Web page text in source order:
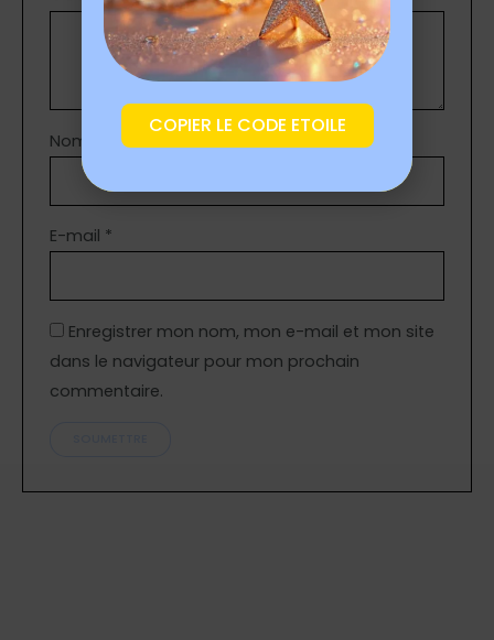
Nom
E-mail *
Enregistrer mon nom, mon e-mail et mon site
dans le navigateur pour mon prochain
commentaire.
COPIER LE CODE ETOILE